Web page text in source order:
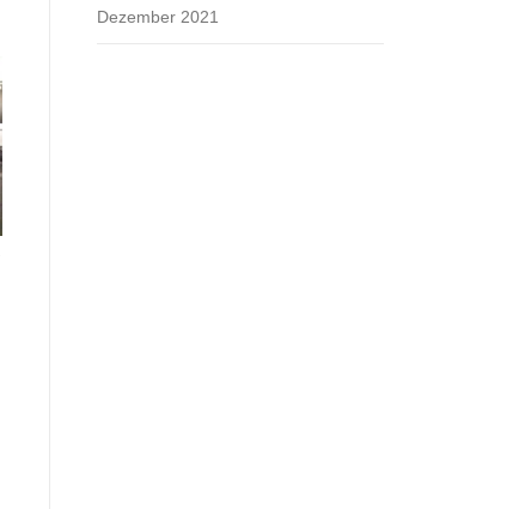
Dezember 2021